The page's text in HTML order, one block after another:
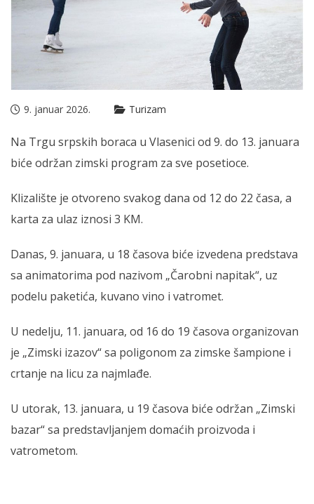
9. januar 2026. Turizam
Na Trgu srpskih boraca u Vlasenici od 9. do 13. januara
biće održan zimski program za sve posetioce.
Klizalište je otvoreno svakog dana od 12 do 22 časa, a
karta za ulaz iznosi 3 KM.
Danas, 9. januara, u 18 časova biće izvedena predstava
sa animatorima pod nazivom „Čarobni napitak“, uz
podelu paketića, kuvano vino i vatromet.
U nedelju, 11. januara, od 16 do 19 časova organizovan
je „Zimski izazov“ sa poligonom za zimske šampione i
crtanje na licu za najmlađe.
U utorak, 13. januara, u 19 časova biće održan „Zimski
bazar“ sa predstavljanjem domaćih proizvoda i
vatrometom.